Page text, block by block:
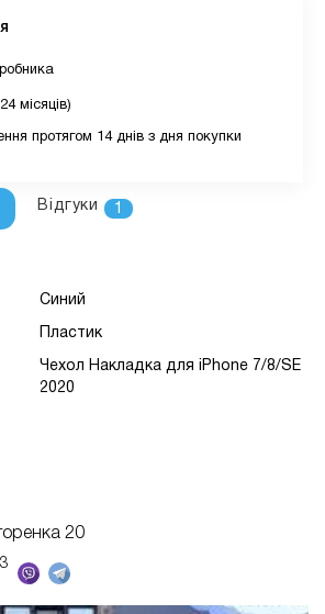
місяців)
протягом 14 днів з дня покупки
Відгуки 1
Синий
Пластик
Чехол Накладка для iPhone 7/8/SE
2020
20